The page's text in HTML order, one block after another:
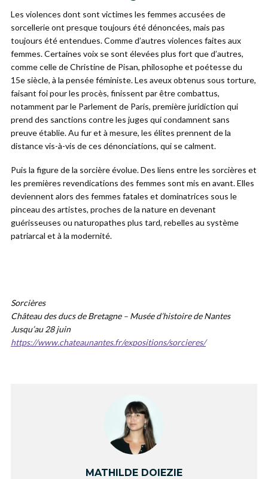
Les violences dont sont victimes les femmes accusées de
sorcellerie ont presque toujours été dénoncées, mais pas
toujours été entendues. Comme d’autres violences faites aux
femmes. Certaines voix se sont élevées plus fort que d’autres,
comme celle de Christine de Pisan, philosophe et poétesse du
15e siècle, à la pensée féministe. Les aveux obtenus sous torture,
faisant foi pour les procès, finissent par être combattus,
notamment par le Parlement de Paris, première juridiction qui
prend des sanctions contre les juges qui condamnent sans
preuve établie. Au fur et à mesure, les élites prennent de la
distance vis-à-vis de ces dénonciations, qui se calment.
Puis la figure de la sorcière évolue. Des liens entre les sorcières et
les premières revendications des femmes sont mis en avant. Elles
deviennent alors des femmes fatales et dominatrices sous le
pinceau des artistes, proches de la nature en devenant
guérisseuses ou naturopathes plus tard, rebelles au système
patriarcal et à la modernité.
Sorcières
Château des ducs de Bretagne – Musée d’histoire de Nantes
Jusqu’au 28 juin
https://www.chateaunantes.fr/expositions/sorcieres/
MATHILDE DOIEZIE